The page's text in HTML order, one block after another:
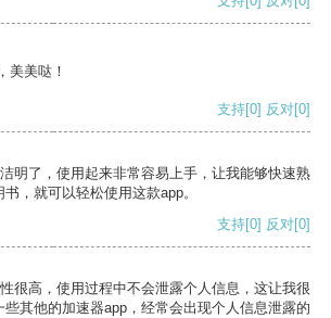
美美哒！
支持[0] 反对[0]
明了，使用起来非常容易上手，让我能够快速熟
，就可以轻松使用这款app。
支持[0] 反对[0]
很高，使用过程中不会泄露个人信息，这让我很
其他的加速器app，经常会出现个人信息泄露的